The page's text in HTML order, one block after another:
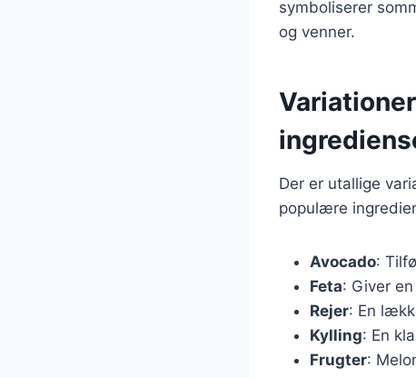
symboliserer
og venner.
Der er utallige
populære
Avocado:
Feta: Giver
Rejer: En
Kylling: En
Frugter: